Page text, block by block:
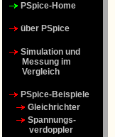
PSpice-Home
über PSpice
Simulation und
Messung im
Vergleich
PSpice-Beispiele
Gleichrichter
Spannungs-
verdoppler